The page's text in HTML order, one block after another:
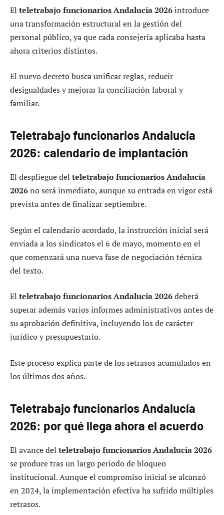
El teletrabajo funcionarios Andalucía 2026introduce
una transformación estructural en la gestión del
personal público, ya que cada consejería aplicaba hasta
ahora criterios distintos.
El nuevo decreto busca unificar reglas, reducir
desigualdades y mejorar la conciliación laboral y
familiar.
Teletrabajo funcionarios Andalucía
2026: calendario de implantación
El despliegue del teletrabajo funcionarios Andalucía
2026no será inmediato, aunque su entrada en vigor está
prevista antes de finalizar septiembre.
Según el calendario acordado, la instrucción inicial será
enviada a los sindicatos el 6 de mayo, momento en el
que comenzará una nueva fase de negociación técnica
del texto.
El teletrabajo funcionarios Andalucía 2026deberá
superar además varios informes administrativos antes de
su aprobación definitiva, incluyendo los de carácter
jurídico y presupuestario.
Este proceso explica parte de los retrasos acumulados en
los últimos dos años.
Teletrabajo funcionarios Andalucía
2026: por qué llega ahora el acuerdo
El avance del teletrabajo funcionarios Andalucía 2026
se produce tras un largo periodo de bloqueo
institucional. Aunque el compromiso inicial se alcanzó
en 2024, la implementación efectiva ha sufrido múltiples
retrasos.